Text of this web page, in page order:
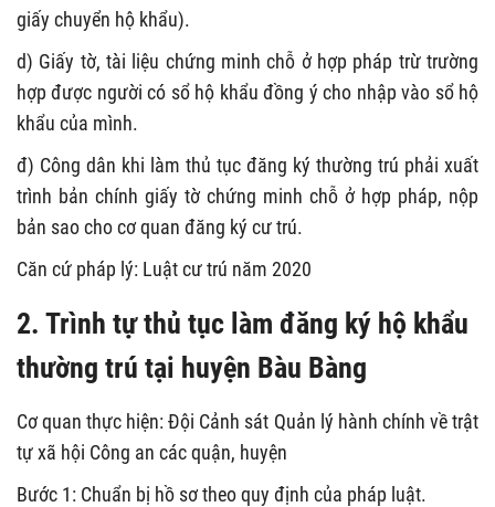
giấy chuyển hộ khẩu).
d) Giấy tờ, tài liệu chứng minh chỗ ở hợp pháp trừ trường
hợp được người có sổ hộ khẩu đồng ý cho nhập vào sổ hộ
khẩu của mình.
đ) Công dân khi làm thủ tục đăng ký thường trú phải xuất
trình bản chính giấy tờ chứng minh chỗ ở hợp pháp, nộp
bản sao cho cơ quan đăng ký cư trú.
Căn cứ pháp lý: Luật cư trú năm 2020
2. Trình tự thủ tục làm đăng ký hộ khẩu
thường trú tại huyện Bàu Bàng
Cơ quan thực hiện: Đội Cảnh sát Quản lý hành chính về trật
tự xã hội Công an các quận, huyện
Bước 1: Chuẩn bị hồ sơ theo quy định của pháp luật.